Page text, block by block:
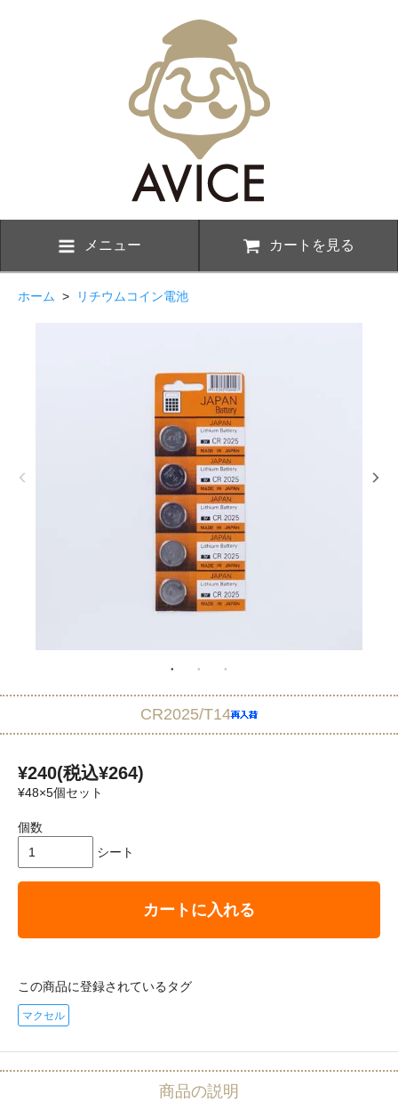
メニュー カートを見る
ホーム > リチウムコイン電池
CR2025/T14
¥240(税込¥264)
¥48×5個セット
個数
シート
カートに入れる
この商品に登録されているタグ
マクセル
商品の説明